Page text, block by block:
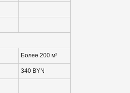
Более 200 м²
340 BYN